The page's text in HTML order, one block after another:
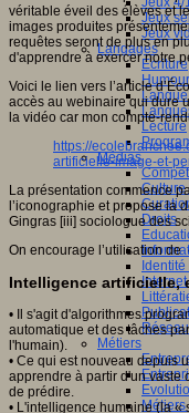
Jeux
Jeux
Langages
Ecriture
Humour
Lecture
Médias
Culture
Droits
Métiers
véritable éveil des élèves et
images produites
requêtes seront de plus en
d'apprendre à exercer notre
Voici le lien vers l’article
accès au webinaire qui dure
la vidéo car mon compte-
https://
artificielle-image-et-
La présentation commence
l’iconographie et propose la
Gingras [iii] sociologue des
On encourage l’utilisation
Intelligence artificielle,
• Il s'agit d'algorithmes
automatique et des tâches
l'humain).
• Ce qui est nouveau depuis
apprendre à partir d'un vaste
de prédire.
• L'intelligence humaine (la